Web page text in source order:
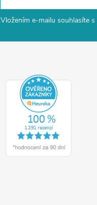
Vložením e-mailu souhlasíte s